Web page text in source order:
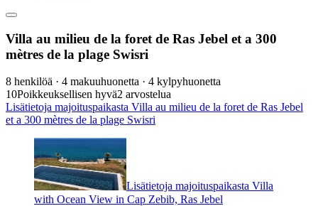
Villa au milieu de la foret de Ras Jebel et a 300
mètres de la plage Swisri
8 henkilöä · 4 makuuhuonetta · 4 kylpyhuonetta
10Poikkeuksellisen hyvä2 arvostelua
Lisätietoja majoituspaikasta Villa au milieu de la foret de Ras Jebel
et a 300 mètres de la plage Swisri
Lisätietoja majoituspaikasta Villa
with Ocean View in Cap Zebib, Ras Jebel